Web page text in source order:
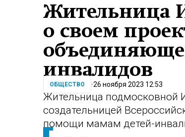
Жительница
о своем
инвалидов
ОБЩЕСТВО 26 ноября 2023 12:53
Жительница подмосковной
создательницей
помощи мамам детей-